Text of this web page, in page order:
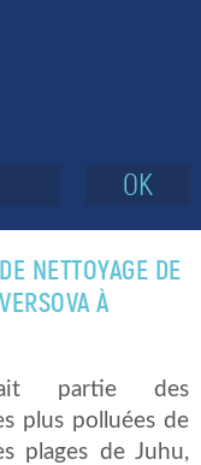
OK
NETTOYAGE DE
À
partie des
plus polluées de
plages de Juhu,